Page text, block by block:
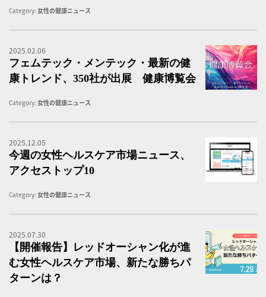
Category: 女性の健康ニュース
2025.02.06
フェムテック・メンテック・最新の健
康トレンド、350社が出展 健康博覧会
Category: 女性の健康ニュース
2025.12.05
今週の女性ヘルスケア市場ニュース、
アクセストップ10
Category: 女性の健康ニュース
2025.07.30
【開催報告】レッドオーシャン化が進
む女性ヘルスケア市場、新たな勝ちパ
ターンは？